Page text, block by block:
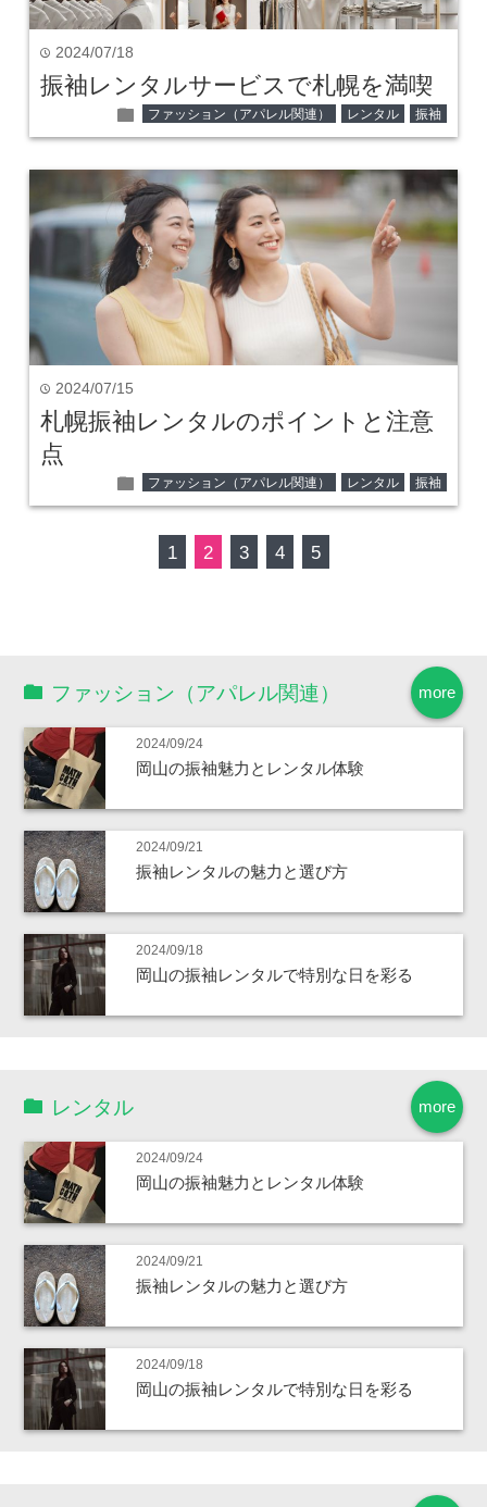
time 2024/07/18
振袖レンタルサービスで札幌を満喫
folder ファッション（アパレル関連） レンタル 振袖
time 2024/07/15
札幌振袖レンタルのポイントと注意
点
folder ファッション（アパレル関連） レンタル 振袖
1 2 3 4 5
more
ファッション（アパレル関連）
2024/09/24
岡山の振袖魅力とレンタル体験
2024/09/21
振袖レンタルの魅力と選び方
2024/09/18
岡山の振袖レンタルで特別な日を彩る
more
レンタル
2024/09/24
岡山の振袖魅力とレンタル体験
2024/09/21
振袖レンタルの魅力と選び方
2024/09/18
岡山の振袖レンタルで特別な日を彩る